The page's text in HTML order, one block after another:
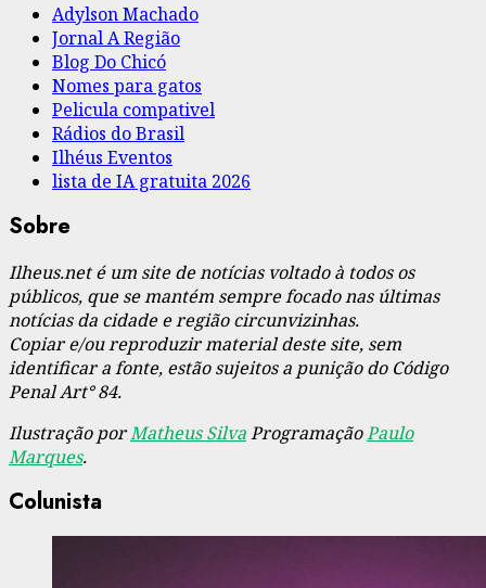
Adylson Machado
Jornal A Região
Blog Do Chicó
Nomes para gatos
Pelicula compativel
Rádios do Brasil
Ilhéus Eventos
lista de IA gratuita 2026
Sobre
Ilheus.net é um site de notícias voltado à todos os
públicos, que se mantém sempre focado nas últimas
notícias da cidade e região circunvizinhas.
Copiar e/ou reproduzir material deste site, sem
identificar a fonte, estão sujeitos a punição do Código
Penal Art° 84.
Ilustração porMatheus SilvaProgramaçãoPaulo
Marques.
Colunista